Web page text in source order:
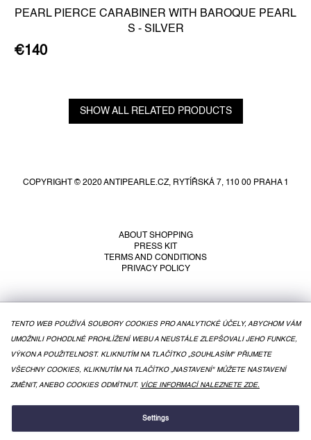
TENTO WEB POUŽÍVÁ SOUBORY COOKIES PRO ANALYTICKÉ ÚČELY, ABYCHOM VÁM
UMOŽNILI POHODLNÉ PROHLÍŽENÍ WEBU A NEUSTÁLE ZLEPŠOVALI JEHO FUNKCE,
VÝKON A POUŽITELNOST. KLIKNUTÍM NA TLAČÍTKO „SOUHLASÍM" PŘIJMETE
VŠECHNY COOKIES, KLIKNUTÍM NA TLAČÍTKO „NASTAVENÍ" MŮŽETE NASTAVENÍ
ZMĚNIT, ANEBO COOKIES ODMÍTNUT. VÍCE INFORMACÍ NALEZNETE ZDE.
Settings
PEARL PIERCE CARABINER WITH BAROQUE PEARL
S - SILVER
€140
SHOW ALL RELATED PRODUCTS
COPYRIGHT © 2020 ANTIPEARLE.CZ, RYTÍŘSKÁ 7, 110 00 PRAHA 1
ABOUT SHOPPING
PRESS KIT
TERMS AND CONDITIONS
PRIVACY POLICY
CREATED BY SHOPTET